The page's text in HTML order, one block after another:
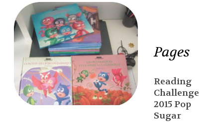
Pages
Reading
Challenge
2015 Pop
Sugar